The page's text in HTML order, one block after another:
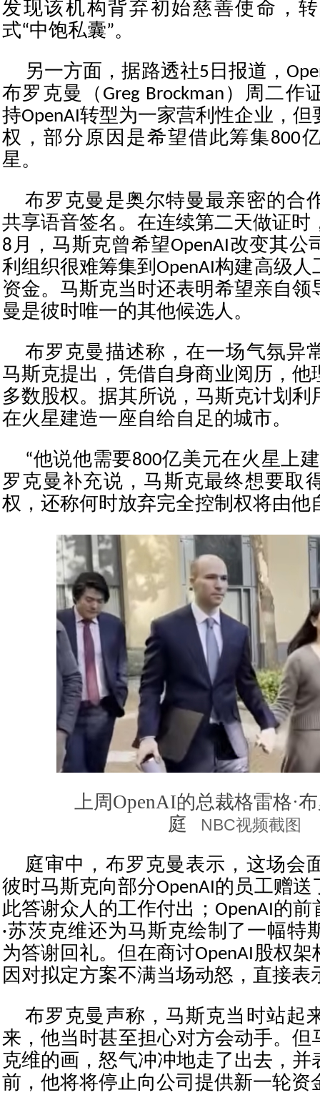
发现该机构背弃初始慈善使命，
式“中饱私囊”。
另一方面，据路透社5日报道，
布罗克曼（Greg Brockman）周二作
持OpenAI转型为一家营利性企业，
权，部分原因是希望借此筹集800
星。
布罗克曼是奥尔特曼最亲密的合
共享语音签名。在连续第二天做证时
8月，马斯克曾希望OpenAI改变其公
利组织很难筹集到OpenAI构建高级
资金。马斯克当时还表明希望亲自领
曼是彼时唯一的其他候选人。
布罗克曼描述称，在一场气氛异
马斯克提出，凭借自身商业阅历，他
多数股权。据其所说，马斯克计划利
在火星建造一座自给自足的城市。
“他说他需要800亿美元在火星上
罗克曼补充说，马斯克最终想要取
权，还称何时放弃完全控制权将由他
上周OpenAI的总裁格雷格·
庭
NBC视频截图
庭审中，布罗克曼表示，这场会
彼时马斯克向部分OpenAI的员工赠
此答谢众人的工作付出；OpenAI的
·苏茨克维还为马斯克绘制了一幅特
为答谢回礼。但在商讨OpenAI股权
因对拟定方案不满当场动怒，直接表
布罗克曼声称，马斯克当时站起
来，他当时甚至担心对方会动手。但
克维的画，怒气冲冲地走了出去，并
前，他将将停止向公司提供新一轮资